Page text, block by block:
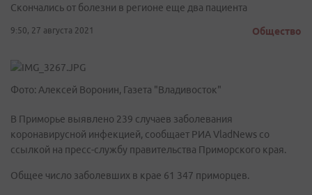
Скончались от болезни в регионе еще два пациента
9:50, 27 августа 2021 Общество
Фото: Алексей Воронин, Газета "Владивосток"
В Приморье выявлено 239 случаев заболевания
коронавирусной инфекцией, сообщает РИА VladNews со
ссылкой на пресс-службу правительства Приморского края.
Общее число заболевших в крае 61 347 приморцев.